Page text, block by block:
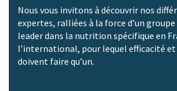
Nous vous invitons à découvrir nos
expertes, ralliées à la force d’un groupe
leader dans la nutrition spécifique en
l’international, pour lequel efficacité
doivent faire qu’un.